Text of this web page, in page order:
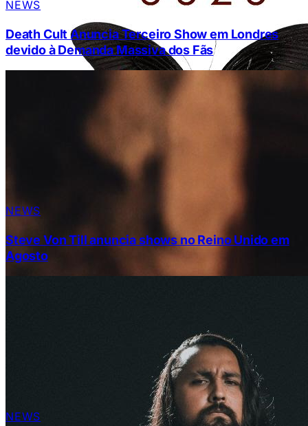
NEWS
Death Cult Anuncia Terceiro Show em Londres
devido à Demanda Massiva dos Fãs
NEWS
Steve Von Till anuncia shows no Reino Unido em
Agosto
NEWS